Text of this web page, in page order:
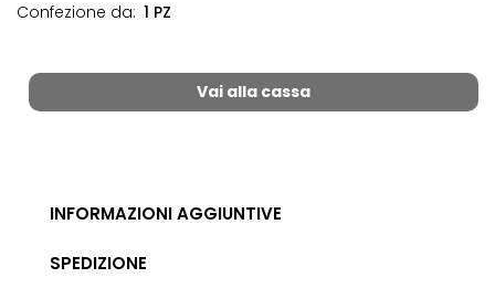
Confezione da: 1 PZ
Vai alla cassa
INFORMAZIONI AGGIUNTIVE
SPEDIZIONE